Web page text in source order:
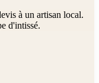
à un artisan local.
d'intissé.